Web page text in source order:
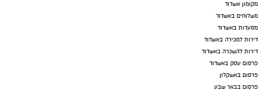
מקומון אשדוד
משלוחים באשדוד
מסעדות באשדוד
דירות למכירה באשדוד
דירות להשכרה באשדוד
פרסום עסק באשדוד
פרסום באשקלון
פרסום בבאר שבע